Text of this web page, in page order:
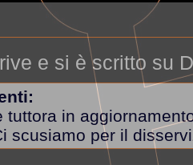
e si è scritto su
tuttora in
scusiamo per il